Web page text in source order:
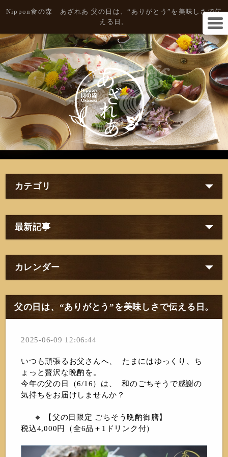
Nippon食の森 あざれあ 父の日は、“ありがとう”を美味しさで伝
える日。
カテゴリ
最新記事
カレンダー
父の日は、“ありがとう”を美味しさで伝える日。
2025-06-09 12:06:44
いつも頑張るお父さんへ、 たまにはゆっくり、ち
ょっと贅沢な晩酌を。
今年の父の日（6/16）は、 和のごちそうで感謝の
気持ちをお届けしませんか？
🔹 【父の日限定 ごちそう晩酌御膳】
税込4,000円（全6品＋1ドリンク付）